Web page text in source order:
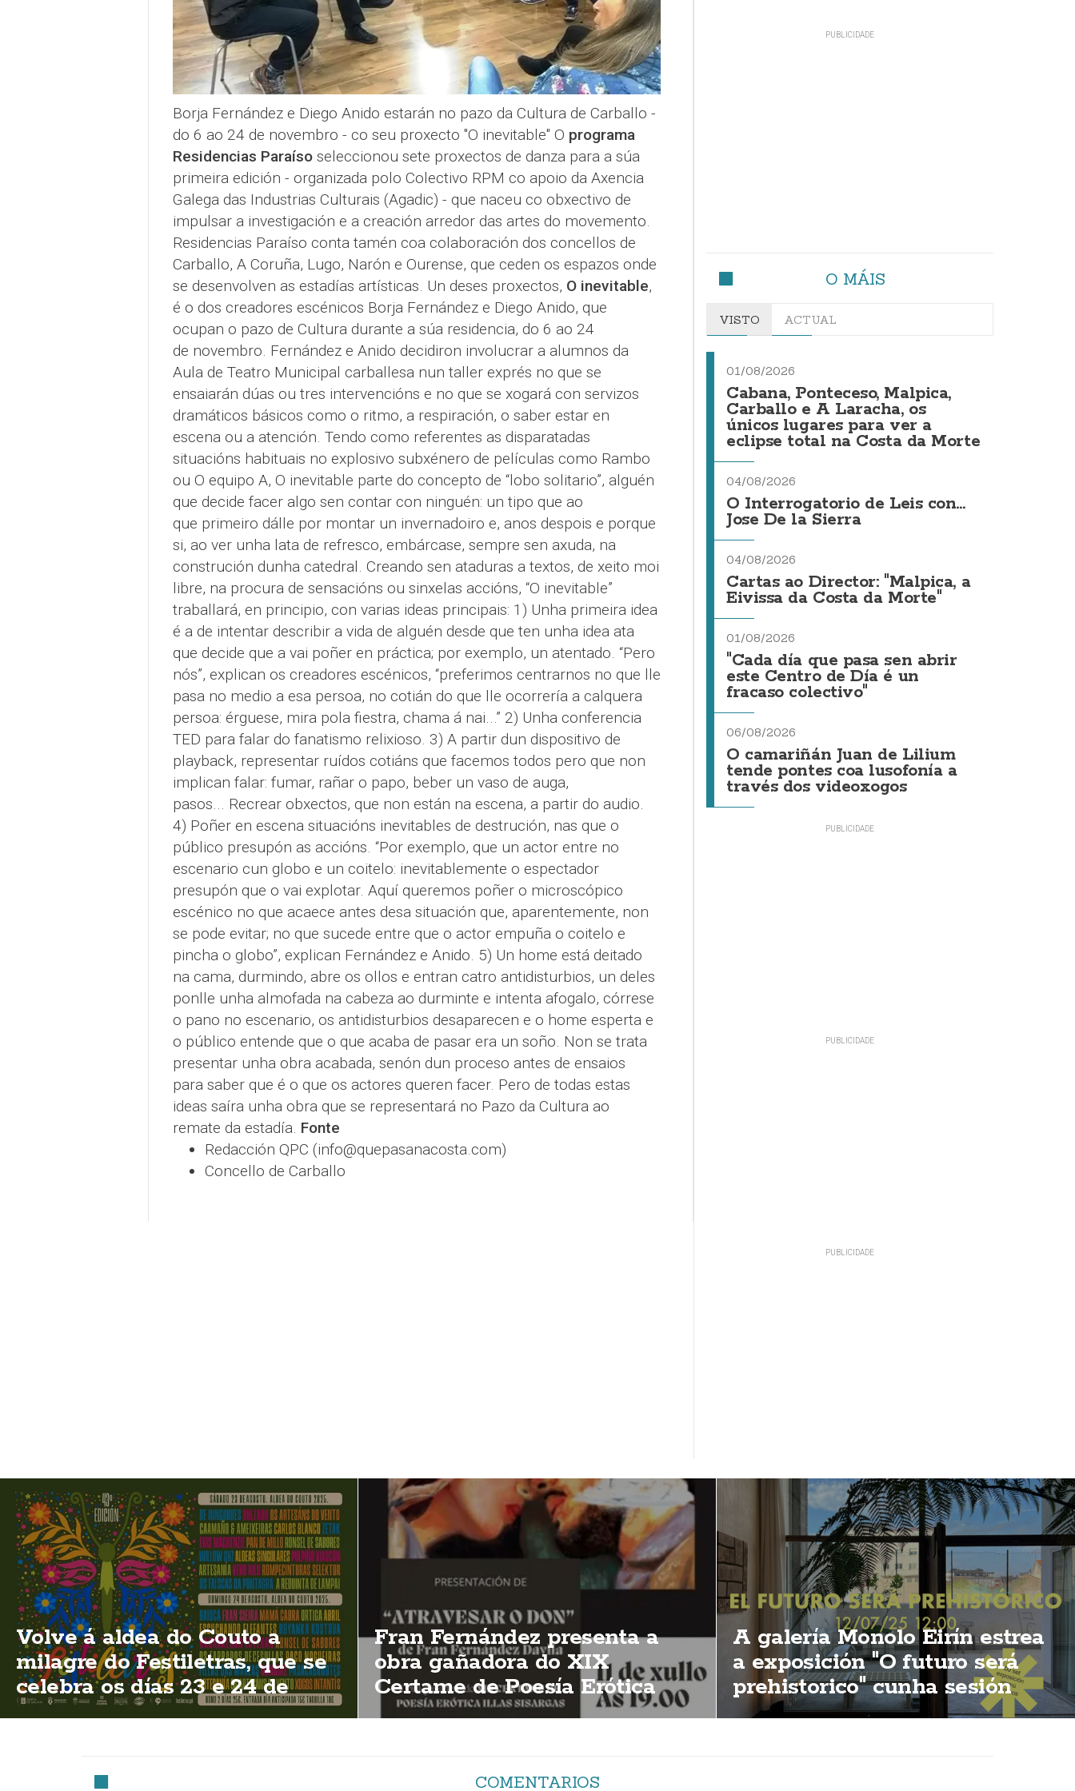
Borja Fernández e Diego Anido estarán no pazo da Cultura de Carballo -
do 6 ao 24 de novembro - co seu proxecto "O inevitable" O programa
Residencias Paraísoseleccionou sete proxectos de danza para a súa
primeira edición - organizada polo Colectivo RPM co apoio da Axencia
Galega das Industrias Culturais (Agadic) - que naceu co obxectivo de
impulsar a investigación e a creación arredor das artes do movemento.
Residencias Paraíso conta tamén coa colaboración dos concellos de
Carballo, A Coruña, Lugo, Narón e Ourense, que ceden os espazos onde
se desenvolven as estadías artísticas. Un deses proxectos, O inevitable,
é o dos creadores escénicos Borja Fernández e Diego Anido, que
ocupan o pazo de Cultura durante a súa residencia, do 6 ao 24
de novembro. Fernández e Anido decidiron involucrar a alumnos da
Aula de Teatro Municipal carballesa nun taller exprés no que se
ensaiarán dúas ou tres intervencións e no que se xogará con servizos
dramáticos básicos como o ritmo, a respiración, o saber estar en
escena ou a atención. Tendo como referentes as disparatadas
situacións habituais no explosivo subxénero de películas como Rambo
ou O equipo A, O inevitable parte do concepto de “lobo solitario”, alguén
que decide facer algo sen contar con ninguén: un tipo que ao
que primeiro dálle por montar un invernadoiro e, anos despois e porque
si, ao ver unha lata de refresco, embárcase, sempre sen axuda, na
construción dunha catedral. Creando sen ataduras a textos, de xeito moi
libre, na procura de sensacións ou sinxelas accións, “O inevitable”
traballará, en principio, con varias ideas principais: 1) Unha primeira idea
é a de intentar describir a vida de alguén desde que ten unha idea ata
que decide que a vai poñer en práctica; por exemplo, un atentado. “Pero
nós”, explican os creadores escénicos, “preferimos centrarnos no que lle
pasa no medio a esa persoa, no cotián do que lle ocorrería a calquera
persoa: érguese, mira pola fiestra, chama á nai...” 2) Unha conferencia
TED para falar do fanatismo relixioso. 3) A partir dun dispositivo de
playback, representar ruídos cotiáns que facemos todos pero que non
implican falar: fumar, rañar o papo, beber un vaso de auga,
pasos... Recrear obxectos, que non están na escena, a partir do audio.
4) Poñer en escena situacións inevitables de destrución, nas que o
público presupón as accións. “Por exemplo, que un actor entre no
escenario cun globo e un coitelo: inevitablemente o espectador
presupón que o vai explotar. Aquí queremos poñer o microscópico
escénico no que acaece antes desa situación que, aparentemente, non
se pode evitar; no que sucede entre que o actor empuña o coitelo e
pincha o globo”, explican Fernández e Anido. 5) Un home está deitado
na cama, durmindo, abre os ollos e entran catro antidisturbios, un deles
ponlle unha almofada na cabeza ao durminte e intenta afogalo, córrese
o pano no escenario, os antidisturbios desaparecen e o home esperta e
o público entende que o que acaba de pasar era un soño. Non se trata
presentar unha obra acabada, senón dun proceso antes de ensaios
para saber que é o que os actores queren facer. Pero de todas estas
ideas saíra unha obra que se representará no Pazo da Cultura ao
remate da estadía. Fonte
Redacción QPC (info@quepasanacosta.com)
Concello de Carballo
O MÁIS
VISTO ACTUAL
01/08/2026
Cabana, Ponteceso, Malpica,
Carballo e A Laracha, os
únicos lugares para ver a
eclipse total na Costa da Morte
04/08/2026
O Interrogatorio de Leis con...
Jose De la Sierra
04/08/2026
Cartas ao Director: "Malpica, a
Eivissa da Costa da Morte"
01/08/2026
"Cada día que pasa sen abrir
este Centro de Día é un
fracaso colectivo"
06/08/2026
O camariñán Juan de Lilium
tende pontes coa lusofonía a
través dos videoxogos
Volve á aldea do Couto a
milagre do Festiletras, que se
celebra os días 23 e 24 de
agosto
Fran Fernández presenta a
obra gañadora do XIX
Certame de Poesía Erótica
Illas Sisargas
A galería Monolo Eirín estrea
a exposición "O futuro será
prehistorico" cunha sesión
vermú
COMENTARIOS